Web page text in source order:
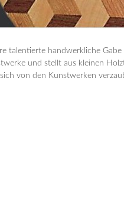
talentierte handwerkliche
und stellt aus kleinen
von den Kunstwerken